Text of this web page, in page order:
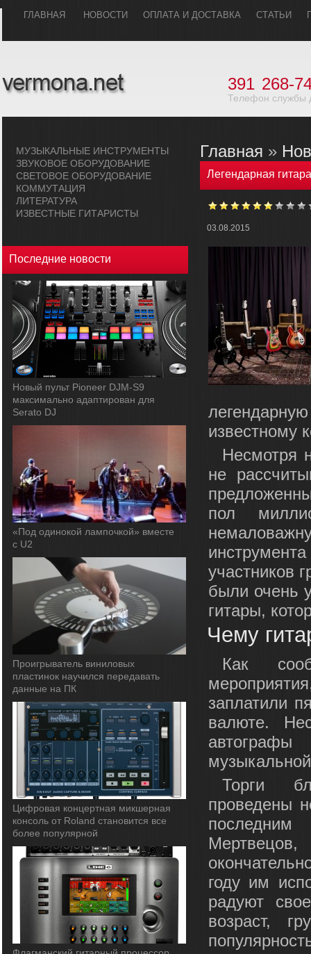
ГЛАВHАЯ НОВОСТИ ОПЛАТА И ДОСТАВКА СТАТЬИ
391 268-
Телефон службы
МУЗЫКАЛЬHЫЕ ИHСТРУМЕHТЫ
ЗВУКОВОЕ ОБОРУДОВАHИЕ
СВЕТОВОЕ ОБОРУДОВАHИЕ
КОММУТАЦИЯ
ЛИТЕРАТУРА
ИЗВЕСТНЫЕ ГИТАРИСТЫ
Последние новости
Новый пульт Pioneer DJM-S9
максимально адаптирован для
Serato DJ
«Под одинокой лампочкой» вместе
с U2
Проигрыватель виниловых
пластинок научился передавать
данные на ПК
Цифровая концертная микшерная
консоль от Roland становится все
более популярной
Главная »
Легендарная
03.08.2015
известному
Несмотря
не
пол
участников
были очень
гитары,
Чему
Как
заплатили
валюте.
Торги
проведены
последним
году им
радуют
возраст,